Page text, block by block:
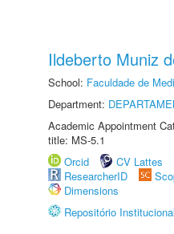
Ildeberto Muniz
School: Faculdade de
Department:
Academic Appointment
title: MS-5.1
Orcid
CV Lattes
ResearcherID
Dimensions
Repositório